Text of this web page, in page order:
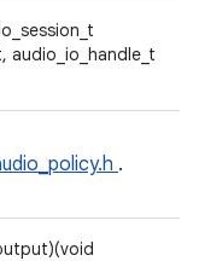
audio_io_handle_t
.